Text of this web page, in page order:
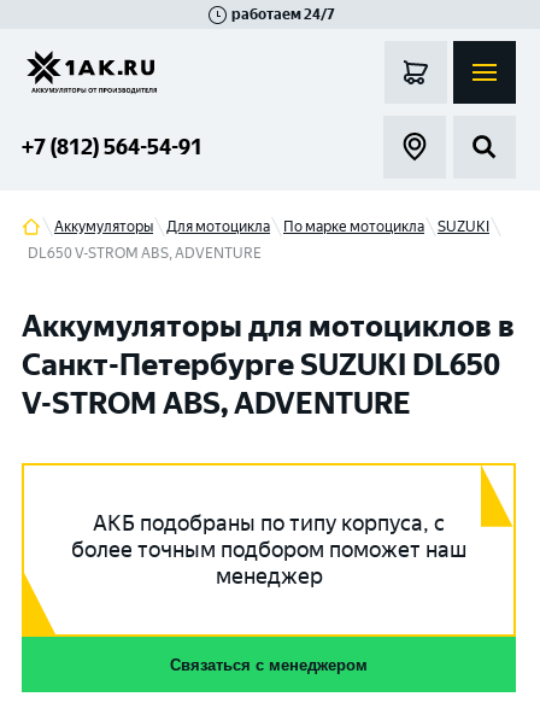
работаем 24/7
+7 (812) 564-54-91
Аккумуляторы Для мотоцикла По марке мотоцикла
SUZUKI
DL650 V-STROM ABS, ADVENTURE
Аккумуляторы для мотоциклов в
Санкт-Петербурге SUZUKI DL650
V-STROM ABS, ADVENTURE
АКБ подобраны по типу корпуса, с
более точным подбором поможет наш
менеджер
Связаться с менеджером
Гатчина